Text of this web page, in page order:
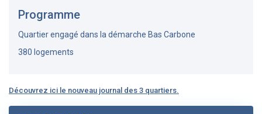
Programme
Quartier engagé dans la démarche Bas Carbone
380 logements
Découvrez ici le nouveau journal des 3 quartiers.